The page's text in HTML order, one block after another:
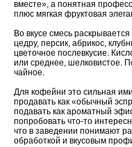
вместе», а понятная
плюс мягкая фруктовая
Во вкусе смесь
цедру, персик, абрикос,
цветочное послевкусие.
или среднее, шелковистое.
чайное.
Для кофейни это сильная
продавать как «обычный
подавать как ароматный
попробовать что-то
что в заведении понимают
обработкой и вкусовым